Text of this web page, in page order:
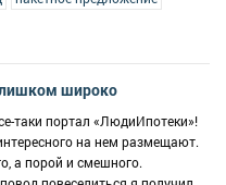
широко
таки портал «ЛюдиИпотеки»!
на нем размещают.
а порой и смешного.